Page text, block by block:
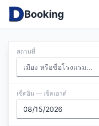
Booking
สถานที่
เช็คอิน — เช็คเอาต์